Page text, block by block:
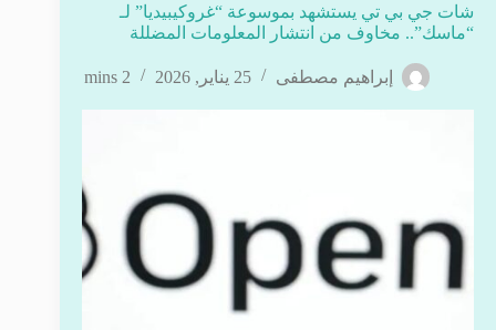
شات جي بي تي يستشهد بموسوعة “غروكيبيديا” لـ
“ماسك”.. مخاوف من انتشار المعلومات المضللة
إبراهيم مصطفى 25 يناير, 2026 2 mins